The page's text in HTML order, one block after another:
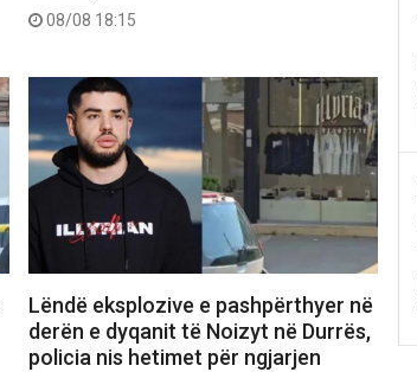
08/08 18:15
Lëndë eksplozive e pashpërthyer në
derën e dyqanit të Noizyt në Durrës,
policia nis hetimet për ngjarjen